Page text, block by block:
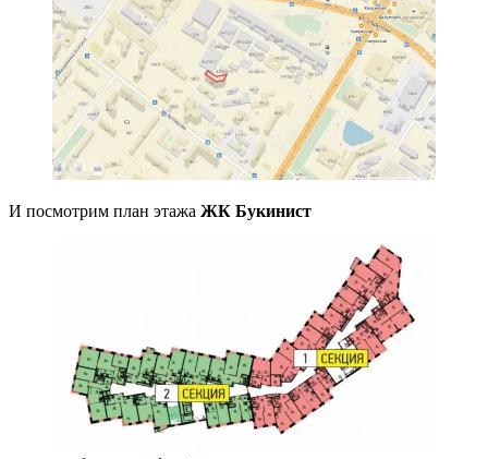
И посмотрим план этажа ЖК Букинист